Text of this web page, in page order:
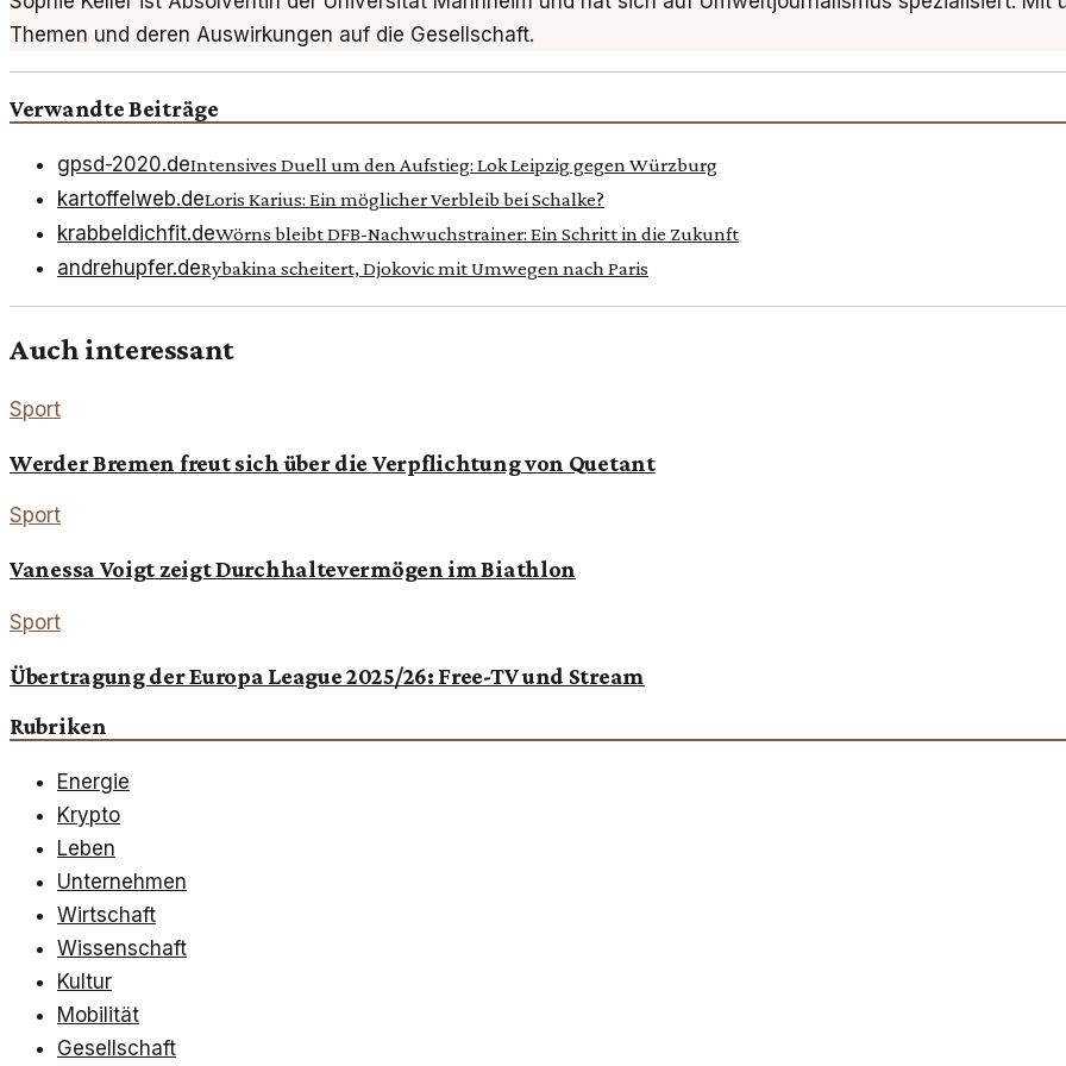
Themen und deren Auswirkungen auf die Gesellschaft.
Verwandte Beiträge
gpsd-2020.deIntensives Duell um den Aufstieg: Lok Leipzig gegen Würzburg
kartoffelweb.deLoris Karius: Ein möglicher Verbleib bei Schalke?
krabbeldichfit.deWörns bleibt DFB-Nachwuchstrainer: Ein Schritt in die Zukunft
andrehupfer.deRybakina scheitert, Djokovic mit Umwegen nach Paris
Auch interessant
Sport
Werder Bremen freut sich über die Verpflichtung von Quetant
Sport
Vanessa Voigt zeigt Durchhaltevermögen im Biathlon
Sport
Übertragung der Europa League 2025/26: Free-TV und Stream
Rubriken
Energie
Krypto
Leben
Unternehmen
Wirtschaft
Wissenschaft
Kultur
Mobilität
Gesellschaft